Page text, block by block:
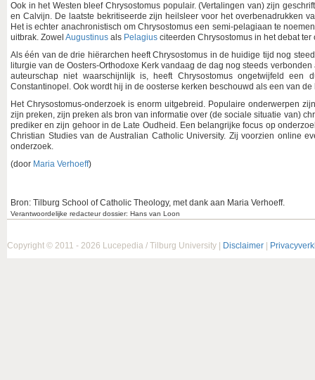
Verantwoordelijke redacteur dossier: Hans van Loon
Ook in het Westen bleef Chrysostomus populair. (Vertalingen van) zijn
en Calvijn. De laatste bekritiseerde zijn heilsleer voor het overbenadrukken
Het is echter anachronistisch om Chrysostomus een semi-pelagiaan te
uitbrak. Zowel Augustinus als Pelagius citeerden Chrysostomus in het debat
Als één van de drie hiërarchen heeft Chrysostomus in de huidige tijd nog
liturgie van de Oosters-Orthodoxe Kerk vandaag de dag nog steeds
auteurschap niet waarschijnlijk is, heeft Chrysostomus ongetwijfeld
Constantinopel. Ook wordt hij in de oosterse kerken beschouwd als een van
Het Chrysostomus-onderzoek is enorm uitgebreid. Populaire onderwerpen
zijn preken, zijn preken als bron van informatie over (de sociale situatie van)
prediker en zijn gehoor in de Late Oudheid. Een belangrijke focus op
Christian Studies van de Australian Catholic University. Zij voorzien online
onderzoek.
(door Maria Verhoeff)
Bron: Tilburg School of Catholic Theology, met dank aan Maria Verhoeff.
Copyright © 2011 - 2026 Lucepedia / Tilburg University | Disclaimer